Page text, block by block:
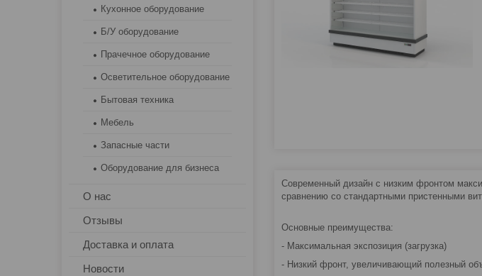
Современный дизайн с низким фронтом
сравнению со стандартными пристенными
Основные преимущества:
- Максимальная экспозиция (загрузка)
- Низкий фронт, увеличивающий полезный
Кухонное оборудование
Б/У оборудование
Прачечное оборудование
Осветительное оборудование
Бытовая техника
Мебель
Запасные части
Оборудование для бизнеса
О нас
Отзывы
Доставка и оплата
Новости